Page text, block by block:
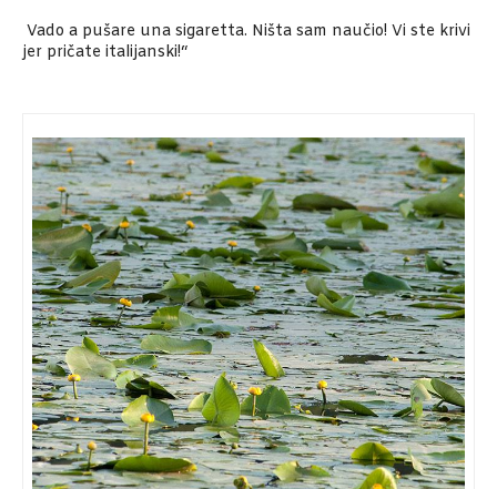
Vado a pušare una sigaretta. Ništa sam naučio! Vi ste krivi
jer pričate italijanski!“